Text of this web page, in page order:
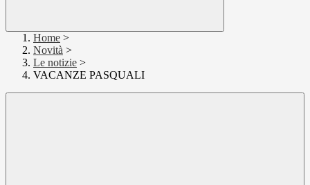
Home >
Novità >
Le notizie >
VACANZE PASQUALI